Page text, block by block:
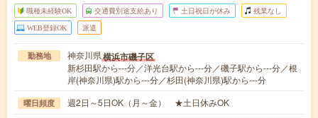
職種未経験OK 交通費別途支給あり 土日祝日が休み 残業なし
WEB登録OK 派遣
勤務地 神奈川県横浜市磯子区
新杉田駅から---分／洋光台駅から---分／磯子駅から---分／根
岸(神奈川県)駅から---分／杉田(神奈川県)駅から---分
曜日頻度 週2日～5日OK（月～金） ★土日休みOK